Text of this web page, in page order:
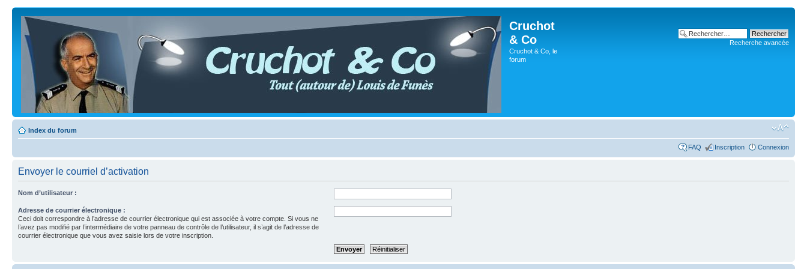
Cruchot
& Co
Cruchot & Co, le
forum
Recherche avancée
Index du forum
FAQ Inscription Connexion
Envoyer le courriel d’activation
Nom d’utilisateur :
Adresse de courrier électronique :
Ceci doit correspondre à l’adresse de courrier électronique qui est associée à votre compte. Si vous ne
l’avez pas modifié par l’intermédiaire de votre panneau de contrôle de l’utilisateur, il s’agit de l’adresse de
courrier électronique que vous avez saisie lors de votre inscription.